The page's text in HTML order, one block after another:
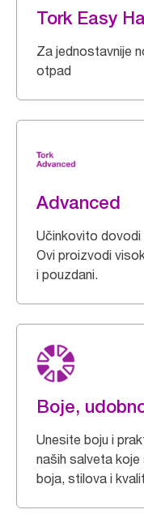
Tork Easy
Za jednostavnije
otpad
Advanced
Učinkovito
Ovi proizvodi
i pouzdani.
Boje,
Unesite boju i
naših salveta
boja, stilova i